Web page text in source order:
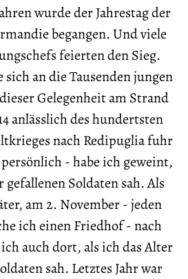
wurde der Jahrestag der
begangen. Und viele
feierten den Sieg.
an die Tausenden jungen
Gelegenheit am Strand
anlässlich des hundertsten
nach Redipuglia fuhr
persönlich - habe ich geweint,
gefallenen Soldaten sah. Als
am 2. November - jeden
ich einen Friedhof - nach
auch dort, als ich das Alter
sah. Letztes Jahr war